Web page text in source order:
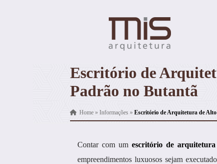
Escritório de
Padrão no Butantã
Home» Informações » Escritório de Arquitetura de
Contar com um escritório de
empreendimentos luxuosos sejam